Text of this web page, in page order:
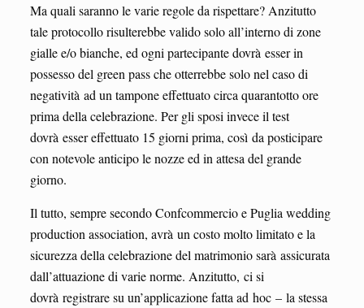
Ma quali saranno le varie regole da rispettare? Anzitutto
tale protocollo risulterebbe valido solo all’interno di zone
gialle e/o bianche, ed ogni partecipante dovrà esser in
possesso del green pass che otterrebbe solo nel caso di
negatività ad un tampone effettuato circa quarantotto ore
prima della celebrazione. Per gli sposi invece il test
dovrà esser effettuato 15 giorni prima, così da posticipare
con notevole anticipo le nozze ed in attesa del grande
giorno.
Il tutto, sempre secondo Confcommercio e Puglia wedding
production association, avrà un costo molto limitato e la
sicurezza della celebrazione del matrimonio sarà assicurata
dall’attuazione di varie norme. Anzitutto, ci si
dovrà registrare su un’applicazione fatta ad hoc – la stessa